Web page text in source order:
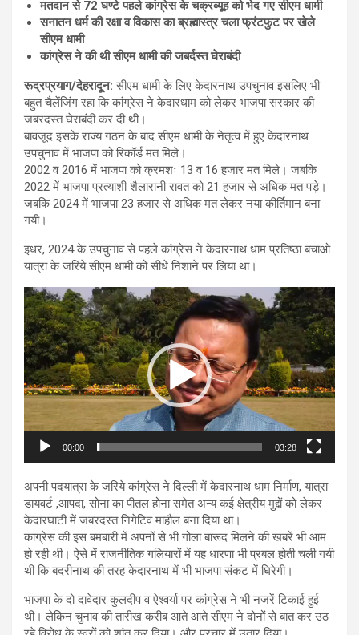
मतदान से 72 घण्टे पहले कांग्रेस के चक्रव्यूह को भेद गए सीएम धामी
सनातन धर्म की रक्षा व विकास का ब्रह्मास्त्र चला फ्रंटफुट पर खेले
सीएम धामी
कांग्रेस ने की थी सीएम धामी की जबर्दस्त घेराबंदी
रूद्रप्रयाग/देहरादून: सीएम धामी के लिए केदारनाथ उपचुनाव इसलिए भी
बहुत चैलेंजिंग रहा कि कांग्रेस ने केदारधाम को लेकर भाजपा सरकार की
जबरदस्त घेराबंदी कर दी थी।
बावजूद इसके राज्य गठन के बाद सीएम धामी के नेतृत्व में हुए केदारनाथ
उपचुनाव में भाजपा को रिकॉर्ड मत मिले।
2002 व 2016 में भाजपा को क्रमशः 13 व 16 हजार मत मिले। जबकि
2022 में भाजपा प्रत्याशी शैलारानी रावत को 21 हजार से अधिक मत पड़े।
जबकि 2024 में भाजपा 23 हजार से अधिक मत लेकर नया कीर्तिमान बना
गयी।
इधर, 2024 के उपचुनाव से पहले कांग्रेस ने केदारनाथ धाम प्रतिष्ठा बचाओ
यात्रा के जरिये सीएम धामी को सीधे निशाने पर लिया था।
Video
Player
00:00 03:28
अपनी पदयात्रा के जरिये कांग्रेस ने दिल्ली में केदारनाथ धाम निर्माण, यात्रा
डायवर्ट ,आपदा, सोना का पीतल होना समेत अन्य कई क्षेत्रीय मुद्दों को लेकर
केदारघाटी में जबरदस्त निगेटिव माहौल बना दिया था।
कांग्रेस की इस बमबारी में अपनों से भी गोला बारूद मिलने की खबरें भी आम
हो रही थी। ऐसे में राजनीतिक गलियारों में यह धारणा भी प्रबल होती चली गयी
थी कि बदरीनाथ की तरह केदारनाथ में भी भाजपा संकट में घिरेगी।
भाजपा के दो दावेदार कुलदीप व ऐश्वर्या पर कांग्रेस ने भी नजरें टिकाई हुई
थी। लेकिन चुनाव की तारीख करीब आते आते सीएम ने दोनों से बात कर उठ